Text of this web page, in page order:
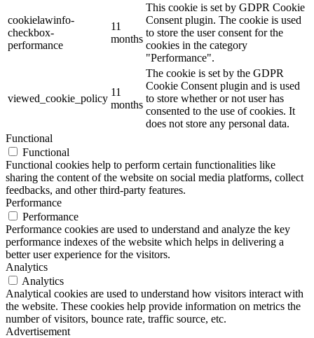
cookielawinfo-
checkbox-
performance
11
months
This cookie is set by GDPR Cookie
Consent plugin. The cookie is used
to store the user consent for the
cookies in the category
"Performance".
viewed_cookie_policy
11
months
The cookie is set by the GDPR
Cookie Consent plugin and is used
to store whether or not user has
consented to the use of cookies. It
does not store any personal data.
Functional
Functional
Functional cookies help to perform certain functionalities like
sharing the content of the website on social media platforms, collect
feedbacks, and other third-party features.
Performance
Performance
Performance cookies are used to understand and analyze the key
performance indexes of the website which helps in delivering a
better user experience for the visitors.
Analytics
Analytics
Analytical cookies are used to understand how visitors interact with
the website. These cookies help provide information on metrics the
number of visitors, bounce rate, traffic source, etc.
Advertisement